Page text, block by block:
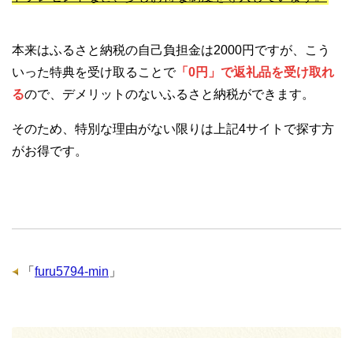
本来はふるさと納税の自己負担金は2000円ですが、こう
いった特典を受け取ることで「0円」で返礼品を受け取れ
るので、デメリットのないふるさと納税ができます。
そのため、特別な理由がない限りは上記4サイトで探す方
がお得です。
「 furu5794-min 」